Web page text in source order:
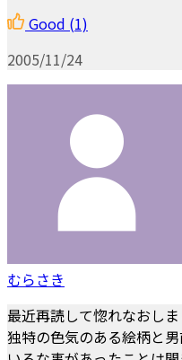
Good (1)
2005/11/24
むらさき
最近再読して惚れなおしま
独特の色気のある絵柄と